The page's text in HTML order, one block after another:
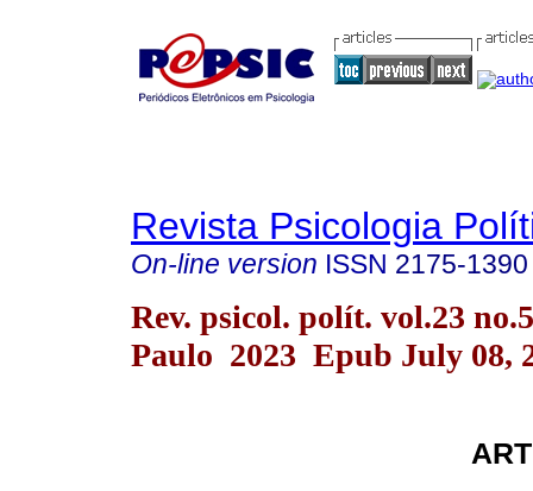
Revista Psicologia
On-line version ISSN 2175-1390
Rev. psicol. polít. vol.23
Paulo 2023 Epub July 08,